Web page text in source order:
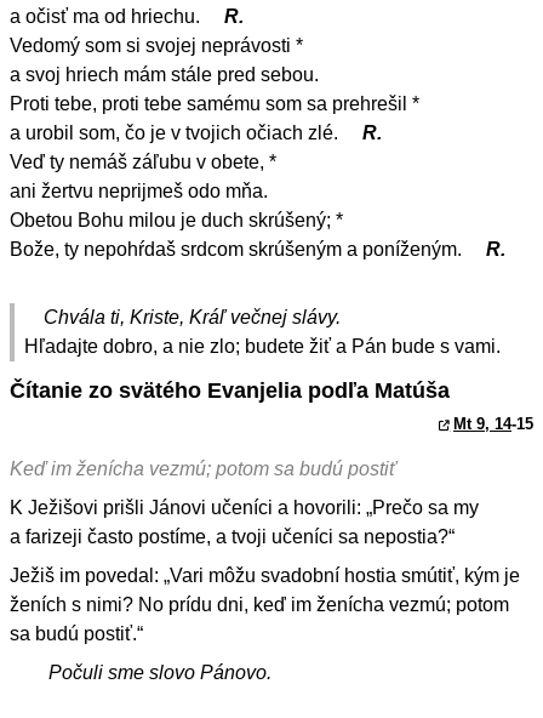
a očisť ma od hriechu.
R.
Vedomý som si svojej neprávosti *
a svoj hriech mám stále pred sebou.
Proti tebe, proti tebe samému som sa prehrešil *
a urobil som, čo je v tvojich očiach zlé.
R.
Veď ty nemáš záľubu v obete, *
ani žertvu neprijmeš odo mňa.
Obetou Bohu milou je duch skrúšený; *
Bože, ty nepohŕdaš srdcom skrúšeným a poníženým.
R.
Chvála ti, Kriste, Kráľ večnej slávy.
Hľadajte dobro, a nie zlo; budete žiť a Pán bude s vami.
Čítanie zo svätého Evanjelia podľa Matúša
Mt 9, 14-15
Keď im ženícha vezmú; potom sa budú postiť
K Ježišovi prišli Jánovi učeníci a hovorili: „Prečo sa my
a farizeji často postíme, a tvoji učeníci sa nepostia?“
Ježiš im povedal: „Vari môžu svadobní hostia smútiť, kým je
ženích s nimi? No prídu dni, keď im ženícha vezmú; potom
sa budú postiť.“
Počuli sme slovo Pánovo.